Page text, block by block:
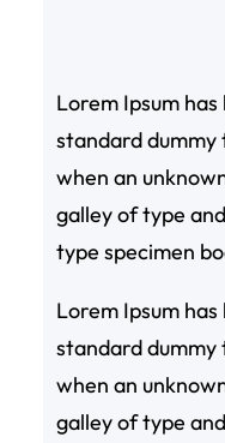
Lorem Ipsum
standard dummy
when an
galley of type
type specimen
Lorem Ipsum
standard dummy
when an
galley of type